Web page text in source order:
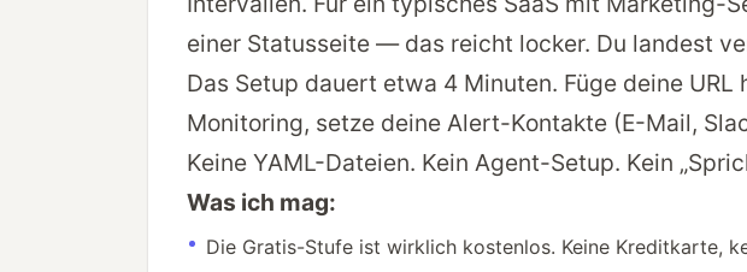
einer Statusseite — das reicht locker. Du landest
Das Setup dauert etwa 4 Minuten. Füge deine URL
Monitoring, setze deine Alert-Kontakte (E-Mail,
Keine YAML-Dateien. Kein Agent-Setup. Kein
Was ich mag:
Die Gratis-Stufe ist wirklich kostenlos. Keine Kreditkarte,